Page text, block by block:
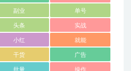
副业 单号
头条 实战
小红 就能
干货 广告
批量 操作